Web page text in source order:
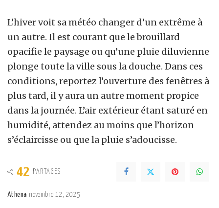
L’hiver voit sa météo changer d’un extrême à
un autre. Il est courant que le brouillard
opacifie le paysage ou qu’une pluie diluvienne
plonge toute la ville sous la douche. Dans ces
conditions, reportez l’ouverture des fenêtres à
plus tard, il y aura un autre moment propice
dans la journée. L’air extérieur étant saturé en
humidité, attendez au moins que l’horizon
s’éclaircisse ou que la pluie s’adoucisse.
42 PARTAGES
Athena novembre 12, 2025